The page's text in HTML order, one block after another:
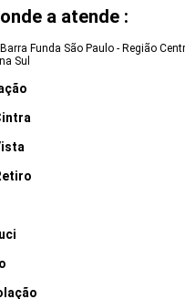
a atende :
Barra Funda São Paulo - Região
Sul